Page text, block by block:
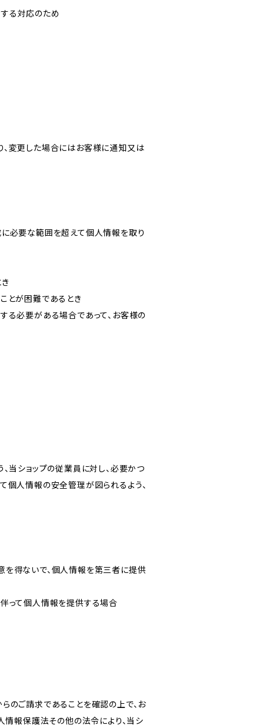
する対応のため
、変更した場合にはお客様に通知又は
必要な範囲を超えて個人情報を取り
とが困難であるとき
る必要がある場合であって、お客様の
当ショップの従業員に対し、必要かつ
個人情報の安全管理が図られるよう、
を得ないで、個人情報を第三者に提供
って個人情報を提供する場合
のご請求であることを確認の上で、お
情報保護法その他の法令により、当シ